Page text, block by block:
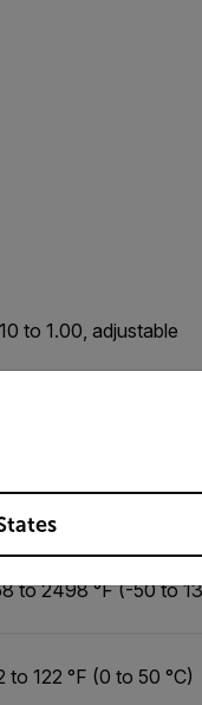
to 1.00, adjustable
to 2498 °F (-50 to
to 122 °F (0 to 50 °C)
country and